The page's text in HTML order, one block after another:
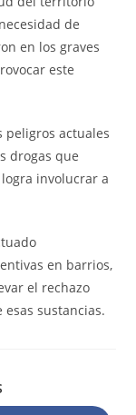
de
en los graves
este
peligros actuales
drogas que
involucrar a
en barrios,
el rechazo
sustancias.